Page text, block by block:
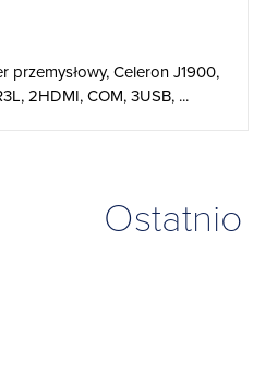
przemysłowy, Celeron J1900,
2HDMI, COM, 3USB, ...
Ostatnio